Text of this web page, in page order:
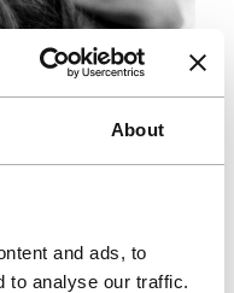
About
and ads, to
to analyse our traffic.